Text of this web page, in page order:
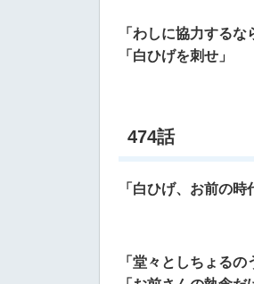
「わしに協力する
「白ひげを刺せ」
474話
「白ひげ、お前の時
「堂々としちょるの